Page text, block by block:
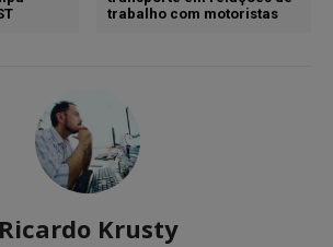
trabalho com motoristas
Ricardo Krusty